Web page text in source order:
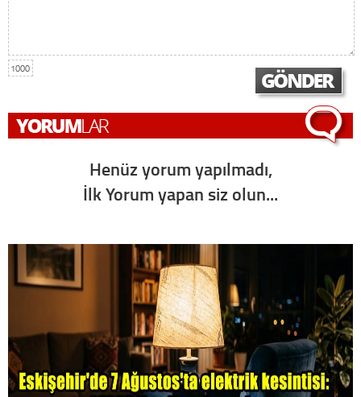
1000
Henüz yorum yapılmadı,
İlk Yorum yapan siz olun...